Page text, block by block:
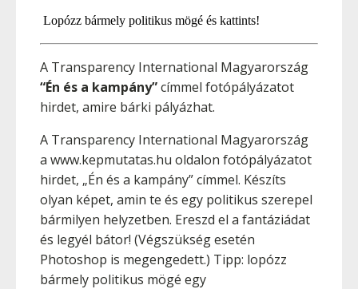
Lopózz bármely politikus mögé és kattints!
A Transparency International Magyarország
“Én és a kampány”címmel fotópályázatot
hirdet, amire bárki pályázhat.
A Transparency International Magyarország
a www.kepmutatas.hu oldalon fotópályázatot
hirdet, „Én és a kampány” címmel. Készíts
olyan képet, amin te és egy politikus szerepel
bármilyen helyzetben. Ereszd el a fantáziádat
és legyél bátor! (Végszükség esetén
Photoshop is megengedett.) Tipp: lopózz
bármely politikus mögé egy